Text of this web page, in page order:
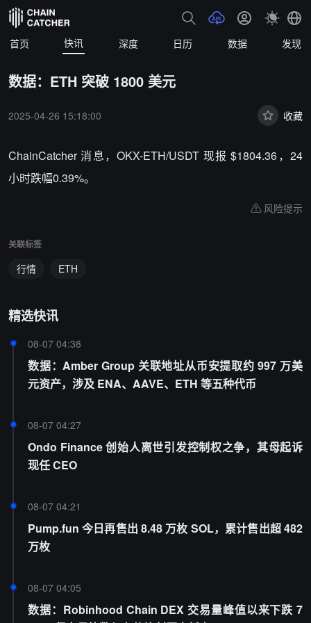
首页 快讯 深度 日历 数据 发现
数据：ETH 突破 1800 美元
2025-04-26 15:18:00 收藏
ChainCatcher 消息，OKX-ETH/USDT 现报 $1804.36，24
小时跌幅0.39%。
风险提示
关联标签
行情 ETH
精选快讯
08-07 04:38
数据：Amber Group 关联地址从币安提取约 997 万美
元资产，涉及 ENA、AAVE、ETH 等五种代币
08-07 04:27
Ondo Finance 创始人离世引发控制权之争，其母起诉
现任 CEO
08-07 04:21
Pump.fun 今日再售出 8.48 万枚 SOL，累计售出超 482
万枚
08-07 04:05
数据：Robinhood Chain DEX 交易量峰值以来下跌 7